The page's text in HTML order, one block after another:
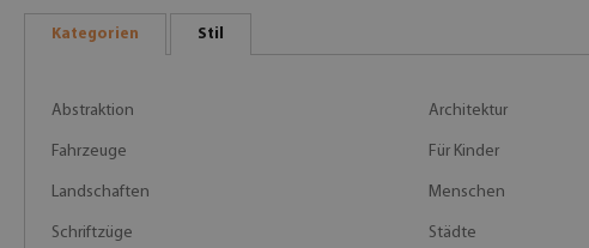
Kategorien Stil
Abstraktion Architektur
Fahrzeuge Für Kinder
Landschaften Menschen
Schriftzüge Städte